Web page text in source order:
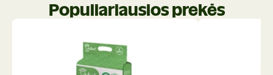
Populiariausios prekės